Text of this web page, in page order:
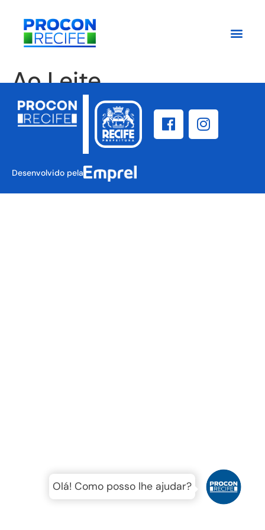
Ao Leite
Desenvolvido pela
Olá! Como posso lhe ajudar?